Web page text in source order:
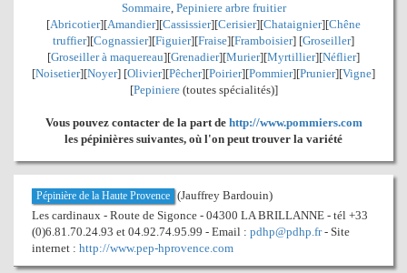
Sommaire, Pepiniere arbre fruitier
[Abricotier][Amandier][Cassissier][Cerisier][Chataignier][Chêne
truffier][Cognassier][Figuier][Fraise][Framboisier] [Groseiller]
[Groseiller à maquereau][Grenadier][Murier][Myrtillier][Néflier]
[Noisetier][Noyer] [Olivier][Pêcher][Poirier][Pommier][Prunier][Vigne]
[Pepiniere(toutes spécialités)]
Vous pouvez contacter de la part de http://www.pommiers.com
les pépinières suivantes, où l'on peut trouver la variété
Pépinière de la Haute Provence (Jauffrey Bardouin)
Les cardinaux - Route de Sigonce - 04300 LA BRILLANNE - tél +33
(0)6.81.70.24.93 et 04.92.74.95.99 - Email : pdhp@pdhp.fr- Site
internet : http://www.pep-hprovence.com